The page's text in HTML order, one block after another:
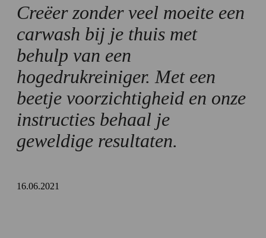
Creëer zonder veel moeite een
carwash bij je thuis met
behulp van een
hogedrukreiniger. Met een
beetje voorzichtigheid en onze
instructies behaal je
geweldige resultaten.
16.06.2021
Samenvatting: met een hogedrukreiniger de auto wassen